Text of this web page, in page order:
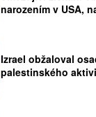
narozením v USA,
Izrael obžaloval
palestinského